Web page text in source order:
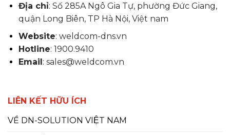
Địa chỉ: Số 285A Ngô Gia Tự, phường Đức Giang,
quận Long Biên, TP Hà Nội, Việt nam
Website: weldcom-dns.vn
Hotline: 1900.9410
Email : sales@weldcom.vn
LIÊN KẾT HỮU ÍCH
VỀ DN-SOLUTION VIỆT NAM